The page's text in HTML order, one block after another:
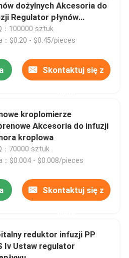
dożylnych Akcesoria do
Regulator płynów
：100000 sztuk
：$0.20 - $0.45/pieces
Skontaktuj się z
kroplomierze
Akcesoria do infuzji
kroplowa
：70000 sztuk
：$0.004 - $0.008/pieces
Skontaktuj się z
reduktor infuzji PP
Iv Ustaw regulator